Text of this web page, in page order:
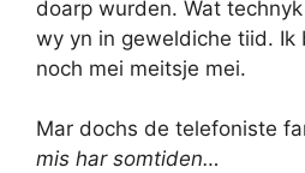
doarp wurden. Wat
wy yn in geweldiche tiid.
noch mei meitsje mei.
Mar dochs de telefoniste
mis har somtiden…